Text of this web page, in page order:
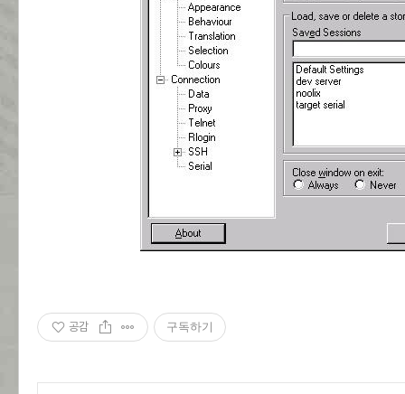
공감 구독하기